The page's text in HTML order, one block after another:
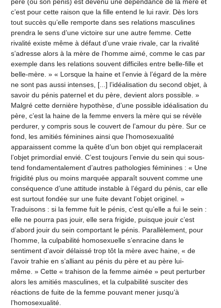
père (ou son pénis) est devenu une dépendance de la mère et
c’est pour cette raison que la fille entend le lui ravir. Dès lors
tout succès qu’elle remporte dans ses relations masculines
prendra le sens d’une victoire sur une autre femme. Cette
rivalité existe même à défaut d’une vraie rivale, car la rivalité
s’adresse alors à la mère de l’homme aimé, comme le cas par
exemple dans les relations souvent difficiles entre belle-fille et
belle-mère. » « Lorsque la haine et l’envie à l’égard de la mère
ne sont pas aussi intenses, [...] l’idéalisation du second objet, à
savoir du pénis paternel et du père, devient alors possible. »
Malgré cette dernière hypothèse, d’une possible idéalisation du
père, c’est la haine de la femme envers la mère qui se révèle
perdurer, y compris sous le couvert de l’amour du père. Sur ce
fond, les amitiés féminines ainsi que l’homosexualité
apparaissent comme la quête d’un bon objet qui remplacerait
l’objet primordial envié. C’est toujours l’envie du sein qui sous-
tend fondamentalement d’autres pathologies féminines : « Une
frigidité plus ou moins marquée apparaît souvent comme une
conséquence d’une attitude instable à l’égard du pénis, car elle
est surtout fondée sur une fuite devant l’objet originel. »
Traduisons : si la femme fuit le pénis, c’est qu’elle a fui le sein :
elle ne pourra pas jouir, elle sera frigide, puisque jouir c’est
d’abord jouir du sein comportant le pénis. Parallèlement, pour
l’homme, la culpabilité homosexuelle s’enracine dans le
sentiment d’avoir délaissé trop tôt la mère avec haine, « de
l’avoir trahie en s’alliant au pénis du père et au père lui-
même. » Cette « trahison de la femme aimée » peut perturber
alors les amitiés masculines, et la culpabilité susciter des
réactions de fuite de la femme pouvant mener jusqu’à
l’homosexualité.